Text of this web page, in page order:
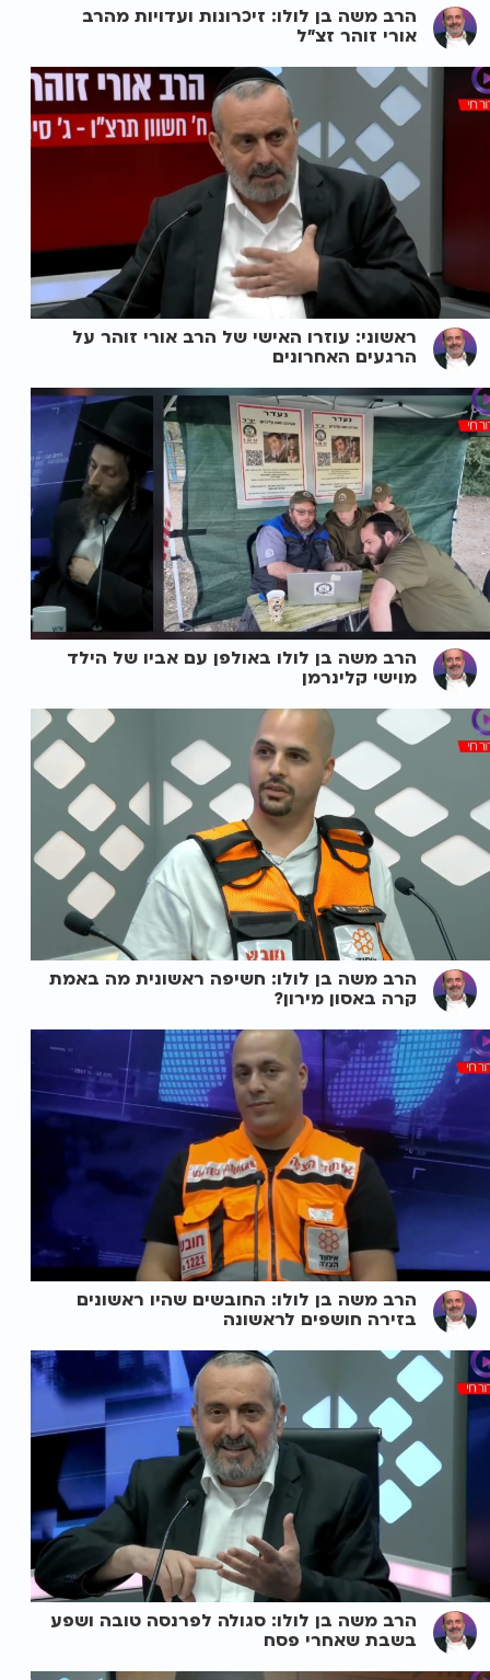
הרב משה בן לולו: זיכרונות ועדויות מהרב
אורי זוהר זצ"ל
ראשוני: עוזרו האישי של הרב אורי זוהר על
הרגעים האחרונים
הרב משה בן לולו באולפן עם אביו של הילד
מוישי קלינרמן
הרב משה בן לולו: חשיפה ראשונית מה באמת
קרה באסון מירון?
הרב משה בן לולו: החובשים שהיו ראשונים
בזירה חושפים לראשונה
הרב משה בן לולו: סגולה לפרנסה טובה ושפע
בשבת שאחרי פסח